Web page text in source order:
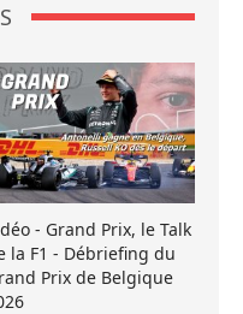
- Grand Prix, le Talk
la F1 - Débriefing du
Prix de Belgique